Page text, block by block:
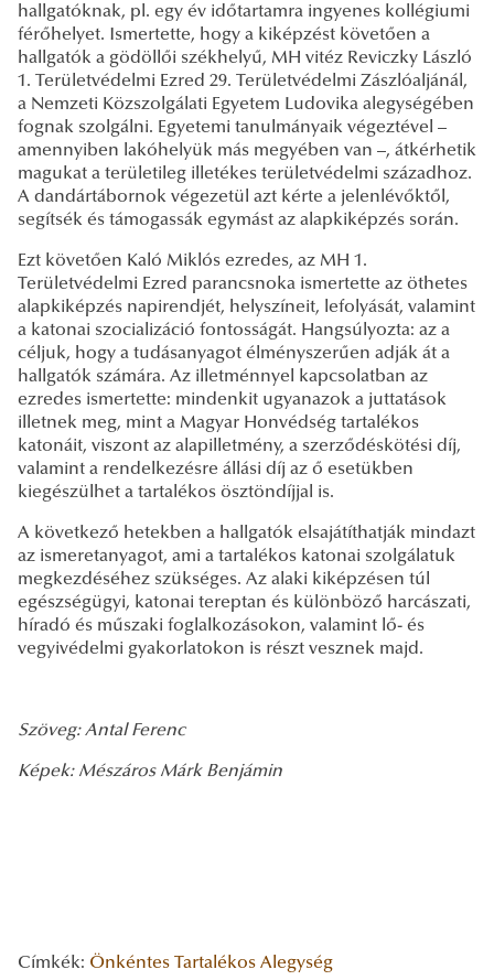
hallgatóknak, pl. egy év időtartamra ingyenes kollégiumi
férőhelyet. Ismertette, hogy a kiképzést követően a
hallgatók a gödöllői székhelyű, MH vitéz Reviczky László
1. Területvédelmi Ezred 29. Területvédelmi Zászlóaljánál,
a Nemzeti Közszolgálati Egyetem Ludovika alegységében
fognak szolgálni. Egyetemi tanulmányaik végeztével –
amennyiben lakóhelyük más megyében van –, átkérhetik
magukat a területileg illetékes területvédelmi századhoz.
A dandártábornok végezetül azt kérte a jelenlévőktől,
segítsék és támogassák egymást az alapkiképzés során.
Ezt követően Kaló Miklós ezredes, az MH 1.
Területvédelmi Ezred parancsnoka ismertette az öthetes
alapkiképzés napirendjét, helyszíneit, lefolyását, valamint
a katonai szocializáció fontosságát. Hangsúlyozta: az a
céljuk, hogy a tudásanyagot élményszerűen adják át a
hallgatók számára. Az illetménnyel kapcsolatban az
ezredes ismertette: mindenkit ugyanazok a juttatások
illetnek meg, mint a Magyar Honvédség tartalékos
katonáit, viszont az alapilletmény, a szerződéskötési díj,
valamint a rendelkezésre állási díj az ő esetükben
kiegészülhet a tartalékos ösztöndíjjal is.
A következő hetekben a hallgatók elsajátíthatják mindazt
az ismeretanyagot, ami a tartalékos katonai szolgálatuk
megkezdéséhez szükséges. Az alaki kiképzésen túl
egészségügyi, katonai tereptan és különböző harcászati,
híradó és műszaki foglalkozásokon, valamint lő- és
vegyivédelmi gyakorlatokon is részt vesznek majd.
Szöveg: Antal Ferenc
Képek: Mészáros Márk Benjámin
Címkék: Önkéntes Tartalékos Alegység